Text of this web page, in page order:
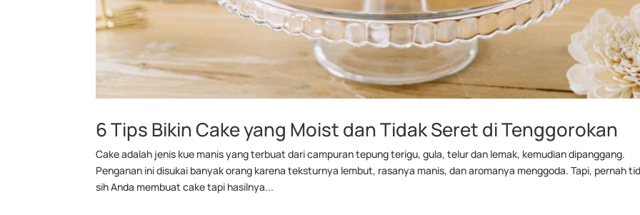
6 Tips Bikin Cake yang Moist dan Tidak Seret di Tenggorokan
Cake adalah jenis kue manis yang terbuat dari campuran tepung terigu, gula, telur dan lemak, kemudian dipanggang.
Penganan ini disukai banyak orang karena teksturnya lembut, rasanya manis, dan aromanya menggoda. Tapi, pernah
sih Anda membuat cake tapi hasilnya...